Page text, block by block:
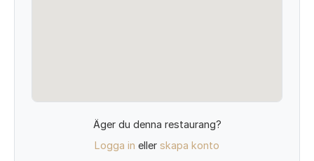
Äger du denna restaurang?
Logga in eller skapa konto